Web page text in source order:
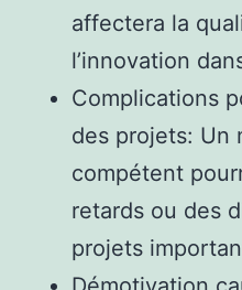
affectera la
l’innovation
Complications
des projets: Un
compétent
retards ou des
projets